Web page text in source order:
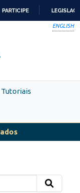
PARTICIPE
ENGLISH
Tutoriais